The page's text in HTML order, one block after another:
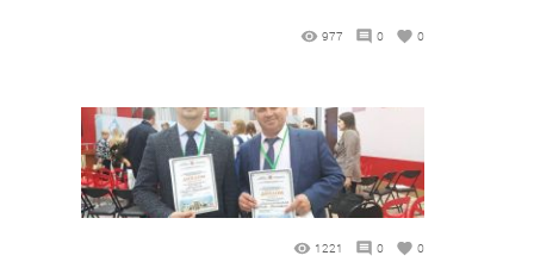
977 0 0
1221 0 0